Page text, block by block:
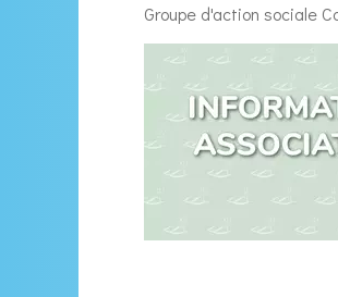
Groupe d'action sociale